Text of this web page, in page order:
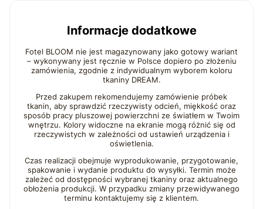
Informacje dodatkowe
Fotel BLOOM nie jest magazynowany jako gotowy wariant
– wykonywany jest ręcznie w Polsce dopiero po złożeniu
zamówienia, zgodnie z indywidualnym wyborem koloru
tkaniny DREAM.
Przed zakupem rekomendujemy zamówienie próbek
tkanin, aby sprawdzić rzeczywisty odcień, miękkość oraz
sposób pracy pluszowej powierzchni ze światłem w Twoim
wnętrzu. Kolory widoczne na ekranie mogą różnić się od
rzeczywistych w zależności od ustawień urządzenia i
oświetlenia.
Czas realizacji obejmuje wyprodukowanie, przygotowanie,
spakowanie i wydanie produktu do wysyłki. Termin może
zależeć od dostępności wybranej tkaniny oraz aktualnego
obłożenia produkcji. W przypadku zmiany przewidywanego
terminu kontaktujemy się z klientem.